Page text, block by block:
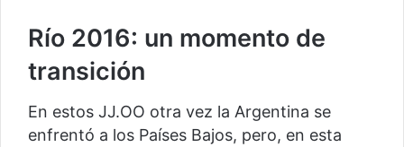
Río 2016: un momento de
transición
En estos JJ.OO otra vez la Argentina se
enfrentó a los Países Bajos, pero, en esta